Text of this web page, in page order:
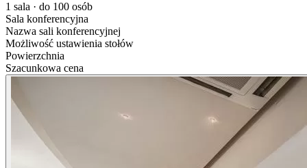
1 sala · do 100 osób
Sala konferencyjna
Nazwa sali konferencyjnej
Możliwość ustawienia stołów
Powierzchnia
Szacunkowa cena